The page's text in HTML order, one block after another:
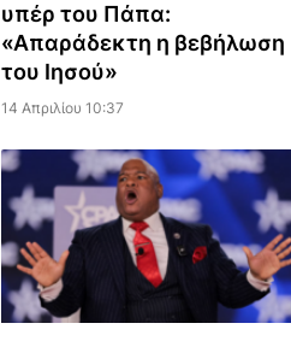
υπέρ του Πάπα:
«Απαράδεκτη η βεβήλωση
του Ιησού»
14 Απριλίου 10:37